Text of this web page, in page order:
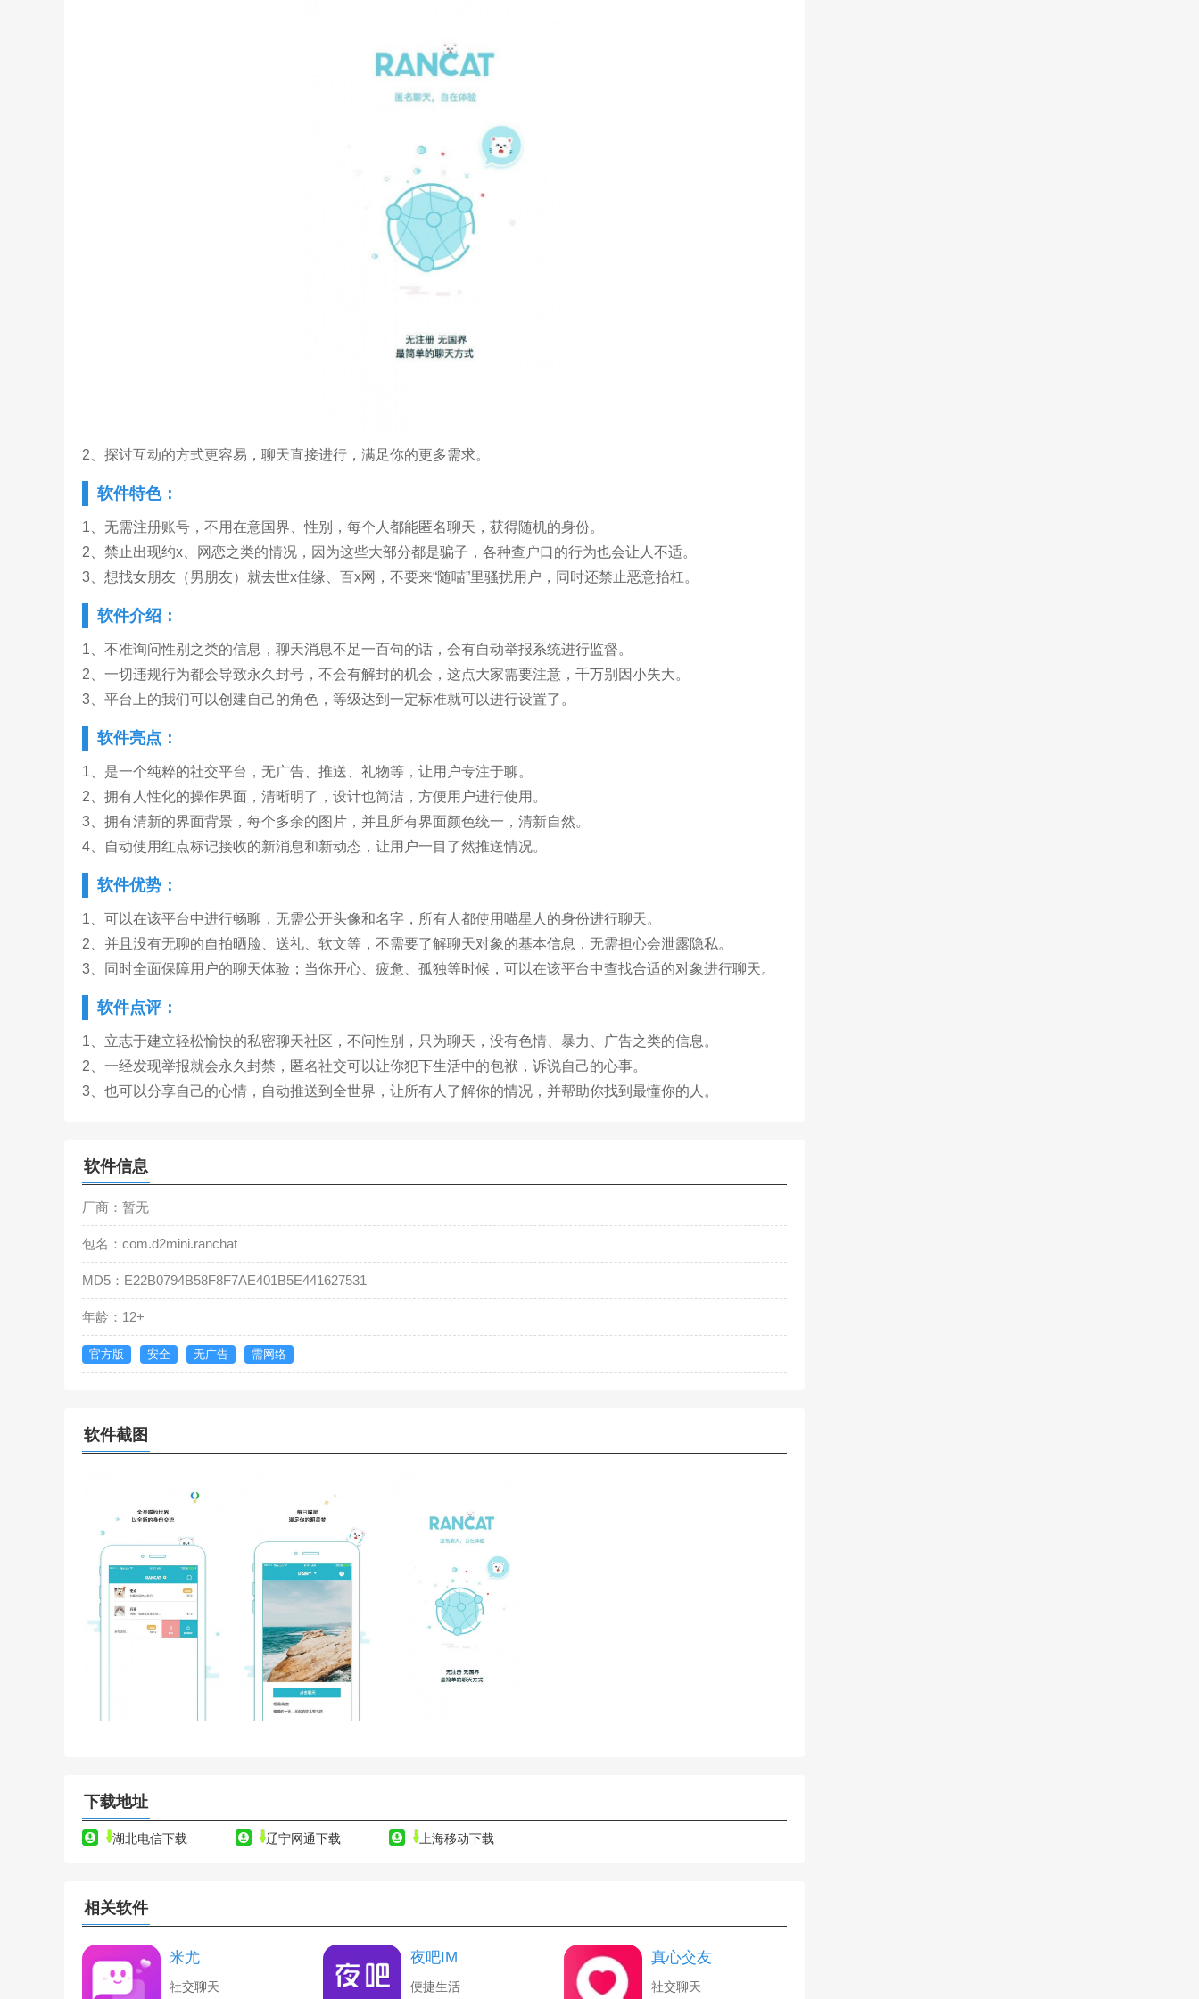
2、探讨互动的方式更容易，聊天直接进行，满足你的更多需求。
软件特色：
1、无需注册账号，不用在意国界、性别，每个人都能匿名聊天，获得随机的身份。
2、禁止出现约x、网恋之类的情况，因为这些大部分都是骗子，各种查户口的行为也会让人不适。
3、想找女朋友（男朋友）就去世x佳缘、百x网，不要来“随喵”里骚扰用户，同时还禁止恶意抬杠。
软件介绍：
1、不准询问性别之类的信息，聊天消息不足一百句的话，会有自动举报系统进行监督。
2、一切违规行为都会导致永久封号，不会有解封的机会，这点大家需要注意，千万别因小失大。
3、平台上的我们可以创建自己的角色，等级达到一定标准就可以进行设置了。
软件亮点：
1、是一个纯粹的社交平台，无广告、推送、礼物等，让用户专注于聊。
2、拥有人性化的操作界面，清晰明了，设计也简洁，方便用户进行使用。
3、拥有清新的界面背景，每个多余的图片，并且所有界面颜色统一，清新自然。
4、自动使用红点标记接收的新消息和新动态，让用户一目了然推送情况。
软件优势：
1、可以在该平台中进行畅聊，无需公开头像和名字，所有人都使用喵星人的身份进行聊天。
2、并且没有无聊的自拍晒脸、送礼、软文等，不需要了解聊天对象的基本信息，无需担心会泄露隐私。
3、同时全面保障用户的聊天体验；当你开心、疲惫、孤独等时候，可以在该平台中查找合适的对象进行聊天。
软件点评：
1、立志于建立轻松愉快的私密聊天社区，不问性别，只为聊天，没有色情、暴力、广告之类的信息。
2、一经发现举报就会永久封禁，匿名社交可以让你犯下生活中的包袱，诉说自己的心事。
3、也可以分享自己的心情，自动推送到全世界，让所有人了解你的情况，并帮助你找到最懂你的人。
软件信息
厂商：暂无
包名：com.d2mini.ranchat
MD5：E22B0794B58F8F7AE401B5E441627531
年龄：12+
官方版 安全 无广告 需网络
软件截图
下载地址
湖北电信下载 辽宁网通下载 上海移动下载
相关软件
米尤
社交聊天
夜吧IM
便捷生活
真心交友
社交聊天